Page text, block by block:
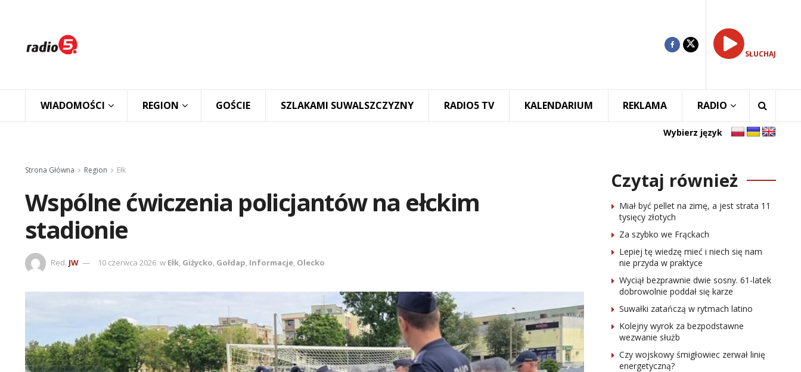
SŁUCHAJ
WIADOMOŚCI REGION GOŚCIE SZLAKAMI SUWALSZCZYZNY RADIO5 TV KALENDARIUM REKLAMA RADIO
Wybierz język
Strona Główna Region Ełk
Wspólne ćwiczenia policjantów na ełckim
stadionie
Red. JW 10 czerwca 2026 w Ełk, Giżycko, Gołdap, Informacje, Olecko
Czytaj również
Miał być pellet na zimę, a jest strata 11
tysięcy złotych
Za szybko we Frąckach
Lepiej tę wiedzę mieć i niech się nam
nie przyda w praktyce
Wyciął bezprawnie dwie sosny. 61-latek
dobrowolnie poddał się karze
Suwałki zatańczą w rytmach latino
Kolejny wyrok za bezpodstawne
wezwanie służb
Czy wojskowy śmigłowiec zerwał linię
energetyczną?